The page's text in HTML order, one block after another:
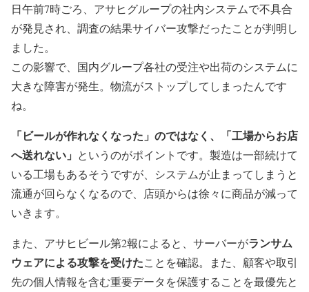
日午前7時ごろ、アサヒグループの社内システムで不具合
が発見され、調査の結果サイバー攻撃だったことが判明し
ました。
この影響で、国内グループ各社の受注や出荷のシステムに
大きな障害が発生。物流がストップしてしまったんです
ね。
「ビールが作れなくなった」のではなく、「工場からお店
へ送れない」 というのがポイントです。製造は一部続けて
いる工場もあるそうですが、システムが止まってしまうと
流通が回らなくなるので、店頭からは徐々に商品が減って
いきます。
また、アサヒビール第2報によると、サーバーがランサム
ウェアによる攻撃を受けたことを確認。また、顧客や取引
先の個人情報を含む重要データを保護することを最優先と